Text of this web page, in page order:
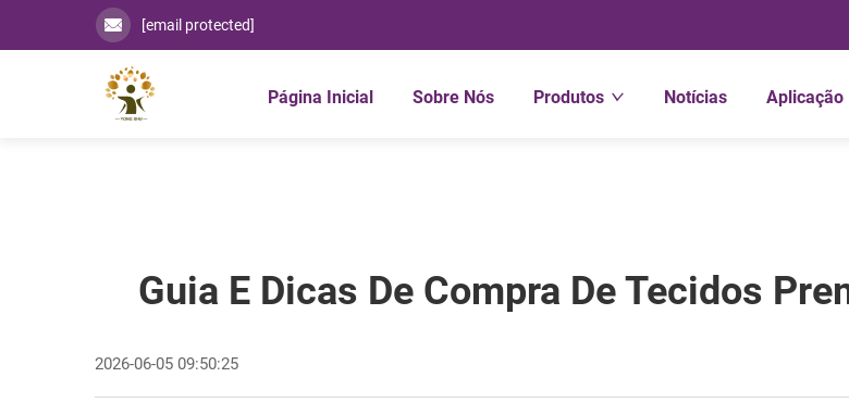
[email protected]
Página Inicial Sobre Nós Produtos Notícias Aplicação
Guia E Dicas De Compra De Tecidos
2026-06-05 09:50:25